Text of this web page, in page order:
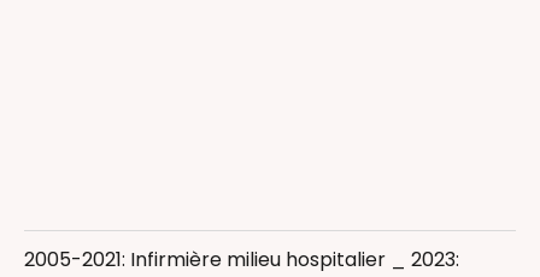
Allaitement
2005-2021: Infirmière milieu hospitalier _ 2023: